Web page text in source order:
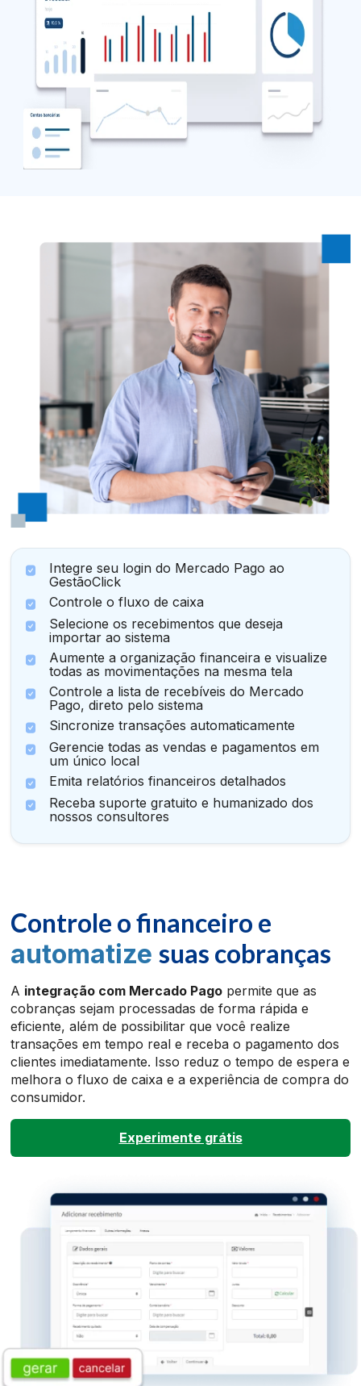
Integre seu login do Mercado Pago ao
GestãoClick
Controle o fluxo de caixa
Selecione os recebimentos que deseja
importar ao sistema
Aumente a organização financeira e visualize
todas as movimentações na mesma tela
Controle a lista de recebíveis do Mercado
Pago, direto pelo sistema
Sincronize transações automaticamente
Gerencie todas as vendas e pagamentos em
um único local
Emita relatórios financeiros detalhados
Receba suporte gratuito e humanizado dos
nossos consultores
Controle o financeiro e
automatizesuas cobranças
A integração com Mercado Pago permite que as
cobranças sejam processadas de forma rápida e
eficiente, além de possibilitar que você realize
transações em tempo real e receba o pagamento dos
clientes imediatamente. Isso reduz o tempo de espera e
melhora o fluxo de caixa e a experiência de compra do
consumidor.
Experimente grátis